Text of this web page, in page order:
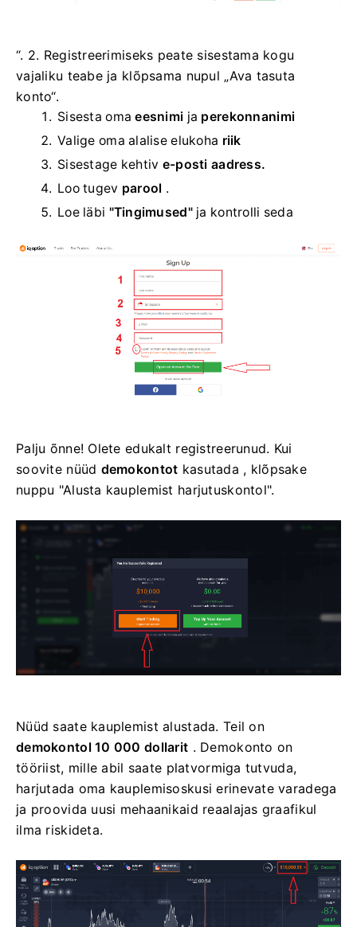
“. 2. Registreerimiseks peate sisestama kogu
vajaliku teabe ja klõpsama nupul „Ava tasuta
konto“.
Sisesta omaeesnimi ja perekonnanimi
Valige omaalalise elukoha riik
Sisestage kehtiv e-posti aadress.
Loo tugev parool .
Loe läbi "Tingimused"ja kontrolli seda
Palju õnne! Olete edukalt registreerunud. Kui
soovite nüüd demokontot kasutada , klõpsake
nuppu "Alusta kauplemist harjutuskontol".
Nüüd saate kauplemist alustada. Teil on
demokontol 10 000 dollarit . Demokonto on
tööriist, mille abil saate platvormiga tutvuda,
harjutada oma kauplemisoskusi erinevate varadega
ja proovida uusi mehaanikaid reaalajas graafikul
ilma riskideta.